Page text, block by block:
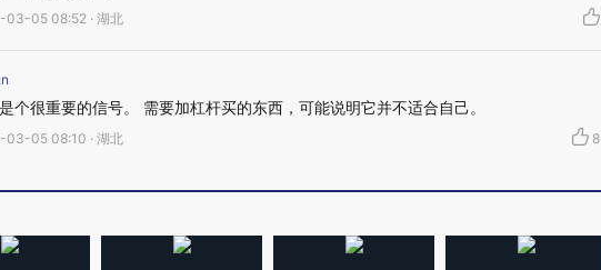
03-05 08:52 · 湖北
个很重要的信号。 需要加杠杆买的东西，可能说明它并不适合自己。
03-05 08:10 · 湖北 8